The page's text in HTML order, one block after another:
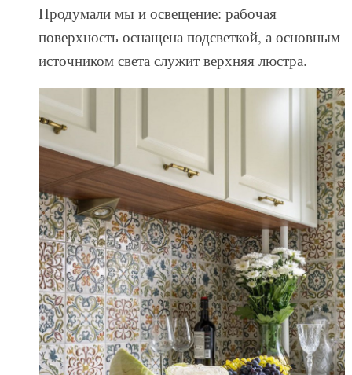
Продумали мы и освещение: рабочая
поверхность оснащена подсветкой, а основным
источником света служит верхняя люстра.